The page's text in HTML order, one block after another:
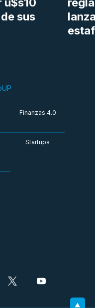
u$s10
sus
Finanzas 4.0
Startups